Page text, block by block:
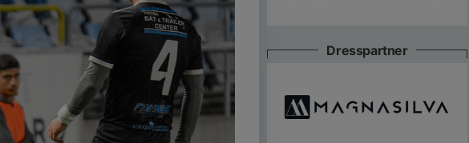
Dresspartner